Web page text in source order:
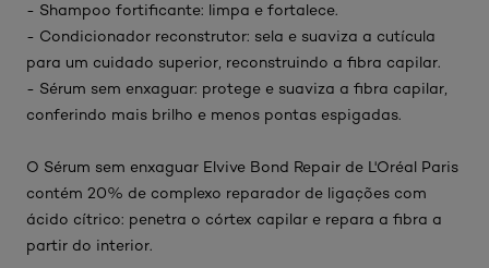
- Shampoo fortificante: limpa e fortalece.
- Condicionador reconstrutor: sela e suaviza a cutícula
para um cuidado superior, reconstruindo a fibra capilar.
- Sérum sem enxaguar: protege e suaviza a fibra capilar,
conferindo mais brilho e menos pontas espigadas.
O Sérum sem enxaguar Elvive Bond Repair de L'Oréal Paris
contém 20% de complexo reparador de ligações com
ácido cítrico: penetra o córtex capilar e repara a fibra a
partir do interior.